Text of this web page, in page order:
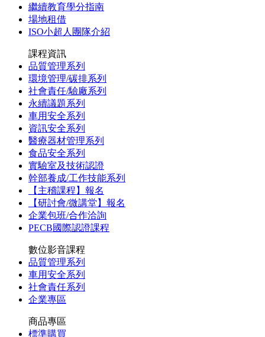
繼續教育學分指南
場地租借
ISO小超人團隊介紹
課程資訊
品質管理系列
環境管理/碳排系列
社會責任/驗廠系列
永續議題系列
車用安全系列
資訊安全系列
醫療器材管理系列
食品安全系列
實驗室及技術認證
幹部養成/工作技能系列
【主稽課程】報名
【研討會/微講堂】報名
企業包班/合作洽詢
PECB國際認證課程
數位影音課程
品質管理系列
車用安全系列
社會責任系列
企業專區
商品專區
標準購買